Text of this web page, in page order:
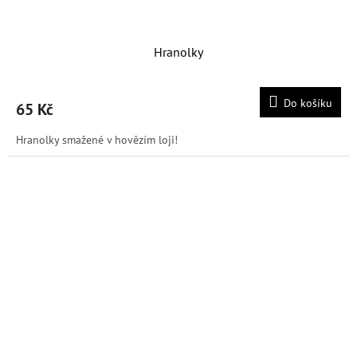
Hranolky
65 Kč Do košíku
Hranolky smažené v hovězím loji!